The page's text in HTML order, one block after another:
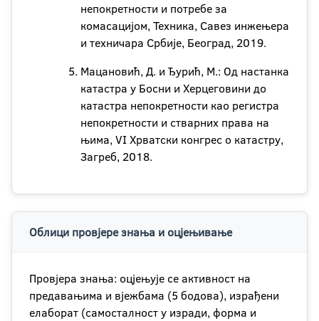
непокретности и потребе за
комасацијом, Техника, Савез инжењера
и техничара Србије, Београд, 2019.
Мацановић, Д. и Ђурић, М.: Од настанка
катастра у Босни и Херцеговини до
катастра непокретности као регистра
непокретности и стварних права на
њима, VI Хрватски конгрес о катастру,
Загреб, 2018.
Облици провјере знања и оцјењивање
Провјера знања: оцјењује се активност на
предавањима и вјежбама (5 бодова), израђени
елаборат (самосталност у изради, форма и